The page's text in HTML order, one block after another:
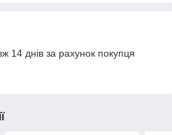
14 днів за рахунок покупця